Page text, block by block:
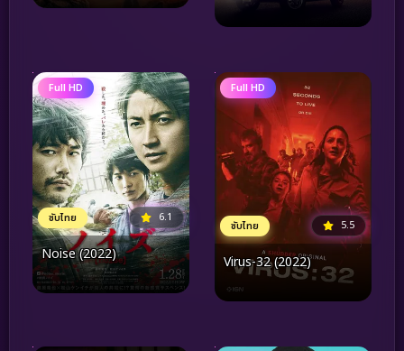
Full HD
ซับไทย 6.1
Noise (2022)
Full HD
ซับไทย 5.5
Virus-32 (2022)